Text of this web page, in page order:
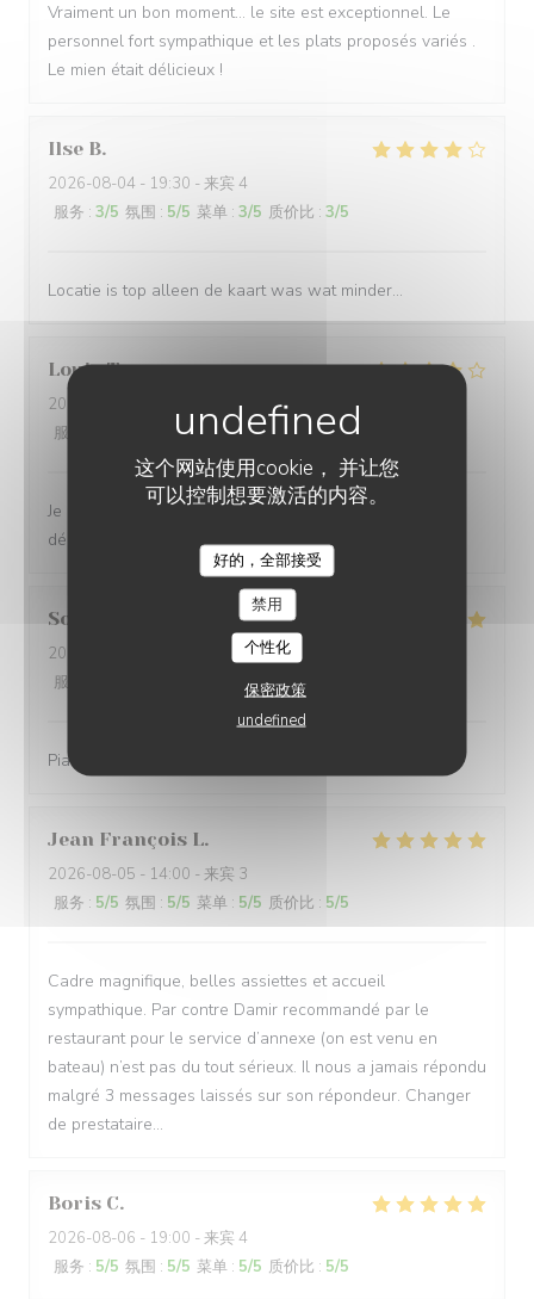
这个网站使用cookie， 并让您
可以控制想要激活的内容。
好的，全部接受
禁用
个性化
保密政策
undefined
Vraiment un bon moment… le site est exceptionnel. Le
personnel fort sympathique et les plats proposés variés .
Le mien était délicieux !
Ilse B
2026-08-04 - 19:30 - 来宾 4
服务 : 3/5 氛围 : 5/5 菜单 : 3/5 质价比 : 3/5
Locatie is top alleen de kaart was wat minder…
Louis T
2026-08-04
- 21:00 - 来宾 2
服务
/5 菜单:4 /5 质价比 :3 /5
Je recommande. Le cadre ainsi que les plats sont
délicieux. Personnel agréable.
Sonja
2026-08-06
- 20:00 - 来宾 5
服务
5/5 质价比
Piatti gustosi in una location molto bella
Jean François L
2026-08-05 - 14:00 - 来宾 3
服务 : 5/5 氛围 : 5/5 菜单 : 5/5 质价比 : 5/5
Cadre magnifique, belles assiettes et accueil
sympathique. Par contre Damir recommandé par le
restaurant pour le service d’annexe (on est venu en
bateau) n’est pas du tout sérieux. Il nous a jamais répondu
malgré 3 messages laissés sur son répondeur. Changer
de prestataire…
Boris C
2026-08-06 - 19:00 - 来宾 4
服务 : 5/5 氛围 : 5/5 菜单 : 5/5 质价比 : 5/5
LA PLAGE DE L'ÎLE D'OR